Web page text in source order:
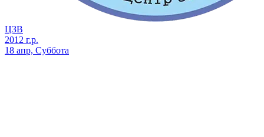
ЦЗВ
2012 г.р.
18 апр, Суббота